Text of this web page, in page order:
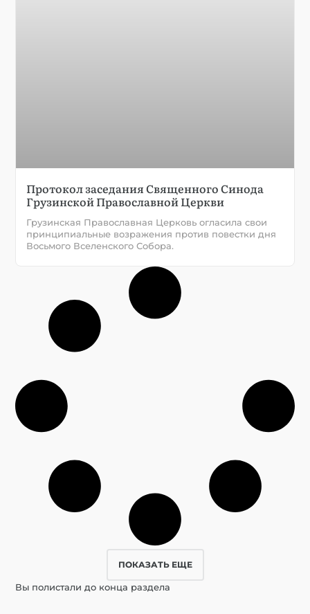
Протокол заседания Священного Синода
Грузинской Православной Церкви
Грузинская Православная Церковь огласила свои
принципиальные возражения против повестки дня
Восьмого Вселенского Собора.
ПОКАЗАТЬ ЕЩЕ
Вы полистали до конца раздела